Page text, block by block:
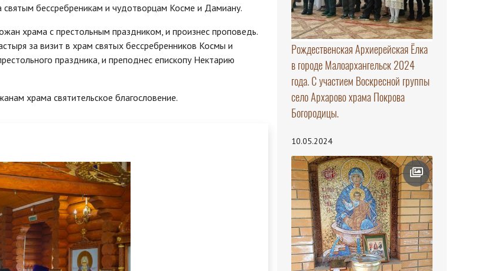
бессребреникам и чудотворцам Косме и Дамиану.
храма с престольным праздником, и произнес проповедь.
за визит в храм святых бессребренников Космы и
праздника, и преподнес епископу Нектарию
храма святительское благословение.
Рождественская Архиерейская Ёлка
в городе Малоархангельск 2024
года. С участием Воскресной группы
село Архарово храма Покрова
Богородицы.
10.05.2024